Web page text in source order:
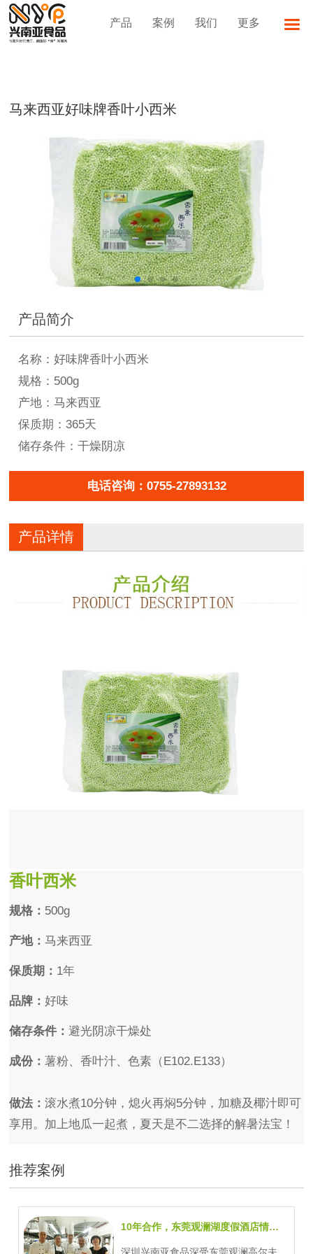
产品 案例 我们 更多
马来西亚好味牌香叶小西米
产品简介
名称：好味牌香叶小西米
规格：500g
产地：马来西亚
保质期：365天
储存条件：干燥阴凉
电话咨询：0755-27893132
产品详情
香叶西米
规格： 500g
产地：马来西亚
保质期： 1年
品牌：好味
储存条件：避光阴凉干燥处
成份：薯粉、香叶汁、色素（E102.E133）
做法：滚水煮10分钟，熄火再焖5分钟，加糖及椰汁即可
享用。加上地瓜一起煮，夏天是不二选择的解暑法宝！
推荐案例
10年合作，东莞观澜湖度假酒店情系兴南亚进口食材
深圳兴南亚食品深受东莞观澜高尔夫